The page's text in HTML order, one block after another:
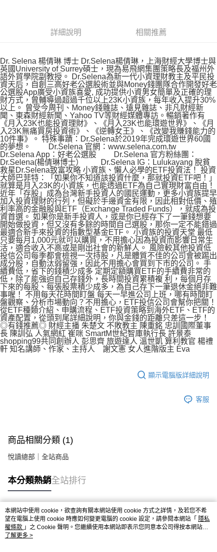
詳細說明 相關推薦
Dr. Selena 楊倩琳 博士 Dr.Selena楊倩琳，上海財經大學博士與
英國University of Surrey碩士，現為易飛網集團策略長及福州外
語外貿學院副教授。 Dr.Selena為新一代小資理財教主及平民投
資天后，自創三高好老公選股術並與Money錢團隊合作開發好老
公選股App廣受小資族喜愛, 成功提供小資男女簡單及正確的理
財方式，曾輔導過超過千位以上23K小資族，每年收入提升30%
以上。 曾受今周刊、Money錢雜誌、遠見雜誌、非凡財經新
聞、東森財經新聞、Yahoo TV等財經媒體專訪。暢銷著作有
《月入23K也能投資理財》、《月入23K也能環遊世界》、《月
入23K無痛買房投資術》、《逆轉女王》、《改變我賺錢能力的
10件事》。 特殊事蹟：Dr.Selena於2019年完成環遊世界60國
的夢想。 Dr.Selena 官網：www.selena.com.tw
Dr.Selena App：好老公選股 Dr.Selena 官方粉絲團：
Dr.Selena(楊倩琳博士） Dr.Selena IG：Lulukayang 脫貧
救星Dr.Selena致富攻略 小資族、懶人必學的ETF投資法！ 投資
大師巴菲特：「如果你不知道該投資什麼，那就投資ETF吧！」
就算是月入23K的小資族，也能透過ETF為自己實現財富自由！
近年「存股」成為台灣新手投資人的國民運動，更多小資族提早
加入投資理財的行列，但礙於手邊資金有限，因此相對低價、殖
利率高的金融股與ETF（Exchange Traded Funds），就成為投
資首選。 如果你是新手投資人，或是你已經存下了一筆錢想要
開始做投資，但又沒有多餘的時間自己選股，那你一定不能錯過
最適合新手來投資的指數型基金ETF。 小資族的投資天堂 最低
只要每月1,000元就可以購買，不用擔心因為投資而影響日常生
活，適合收入不高或是剛出社會的新鮮人。 風險較其他投資低
投信公司每季都會檢視一次持股，凡是體質不佳的公司會被踢出
成分股，自動汰弱留強，因此不用擔心會買到下市的公司。 手
續費低，省下的錢積少成多 定期定額購買ETF的手續費非常的
低，除了能強迫自己存錢外，長時間投資累積複 利，每個月存
下來的每股、每張股票積少成多，為自己存下一筆退休金絕非難
事喔！ 不用每天花時間盯盤 每天一早進公司上班，哪有時間盯
盤觀察、分析市場動向？不用擔心，ETF投信公司會幫你把關！
從ETF種類介紹、申購流程、ETF投資策略到海外ETF、ETF的
資產配置，從頭到尾詳細說明，你與金錢的距離只差這一步！
◎有錢推薦◎ 財經主播 朱楚文 不敗教主 陳重銘 忠訓國際董事
長 陳訓弘 人氣網紅 崔咪 SmartM世紀智庫執行長 許景泰
shopping99共同創辦人 彭思齊 旅遊達人 溫世凱 算利教官 楊禮
軒 知名講師、作家、主持人 謝文憲 女人進階版主 Eva
顯示電腦版詳細說明
客服
商品相關分類 (1)
悅讀總部｜全站商品
本分類熱銷全站排行
熱門標籤
本網站中使用 cookie，欲查詢有關本網站使用 cookie 方式之詳情，及若您不希
望在電腦上使用 cookie 時應如何變更電腦的 cookie 設定，請參閱本網站「 隱私
權條款 」之 Cookie 聲明。您繼續使用本網站即表示您同意本公司得按本網站使
用條款之 Cookie 聲明使用 cookie。
了解更多 >